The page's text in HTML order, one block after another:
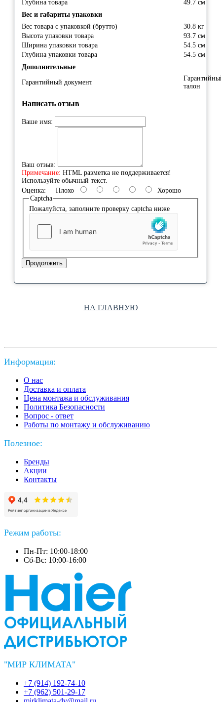
Глубина товара
49.7 см
Вес и габариты упаковки
Вес товара с упаковкой (брутто)
30.8 кг
Высота упаковки товара
93.7 см
Ширина упаковки товара
54.5 см
Глубина упаковки товара
54.5 см
Дополнительные
Гарантийный документ
талон
Написать отзыв
Ваше имя:
Ваш отзыв:
Примечание: HTML разметка не поддерживается!
Используйте обычный текст.
Оценка: Плохо
Хорошо
Captcha
Пожалуйста, заполните проверку captcha ниже
Продолжить
НА ГЛАВНУЮ
Информация:
О нас
Доставка и оплата
Цена монтажа и обслуживания
Политика Безопасности
Вопрос - ответ
Работы по монтажу и обслуживанию
Полезное:
Бренды
Акции
Контакты
Режим работы:
Пн-Пт: 10:00-18:00
Сб-Вс: 10:00-16:00
"МИР КЛИМАТА"
+7 (914) 192-74-10
+7 (962) 501-29-17